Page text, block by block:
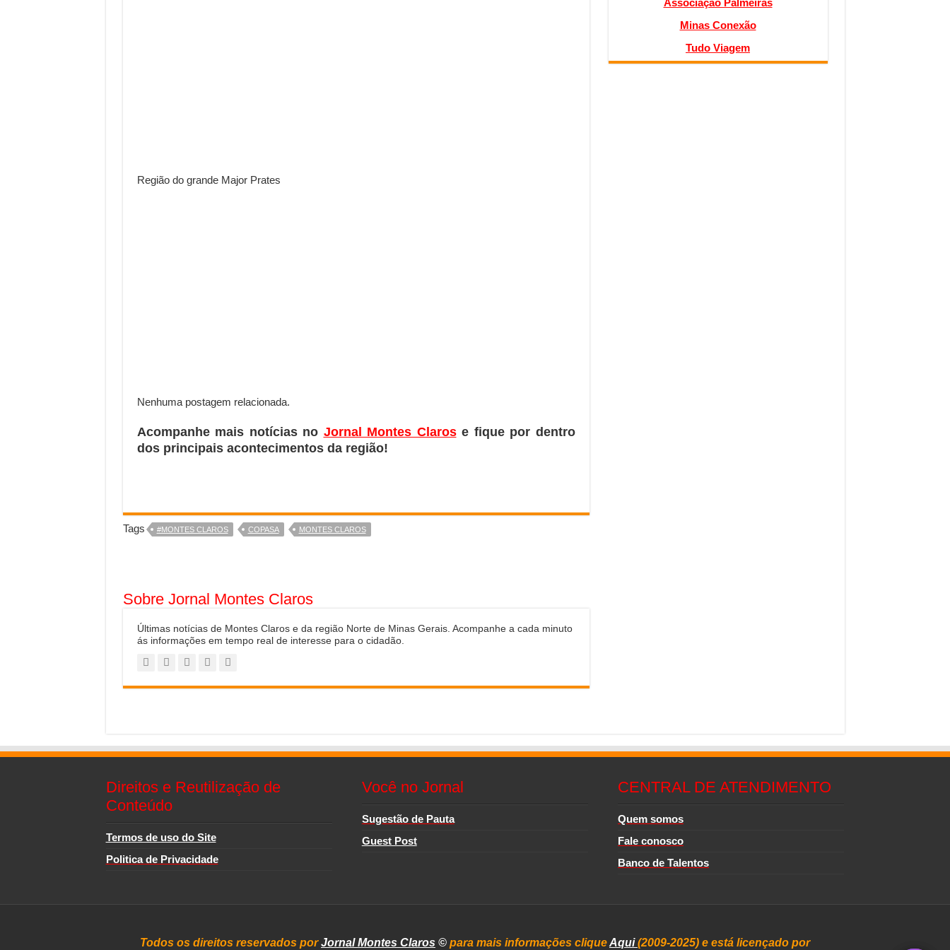
Região do grande Major Prates
Nenhuma postagem relacionada.
Acompanhe mais notícias no Jornal Montes Clarose fique por dentro
dos principais acontecimentos da região!
Tags #MONTES CLAROS COPASA MONTES CLAROS
Sobre Jornal Montes Claros
Últimas notícias de Montes Claros e da região Norte de Minas Gerais. Acompanhe a cada minuto
ás informações em tempo real de interesse para o cidadão.
Associação Palmeiras
Minas Conexão
Tudo Viagem
Direitos e Reutilização de
Conteúdo
Termos de uso do Site
Politica de Privacidade
Você no Jornal
Sugestão de Pauta
Guest Post
CENTRAL DE ATENDIMENTO
Quem somos
Fale conosco
Banco de Talentos
Todos os direitos reservados por Jornal Montes Claros © para mais informações cliqueAqui(2009-2025) e está licençado por